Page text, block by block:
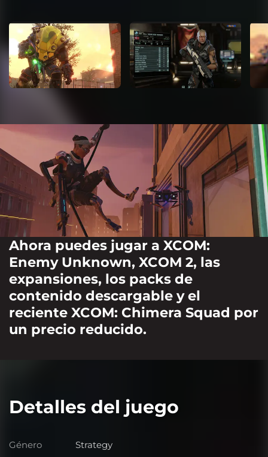
Ahora puedes jugar a XCOM:
Enemy Unknown, XCOM 2, las
expansiones, los packs de
contenido descargable y el
reciente XCOM: Chimera Squad por
un precio reducido.
Detalles del juego
Género Género
Strategy